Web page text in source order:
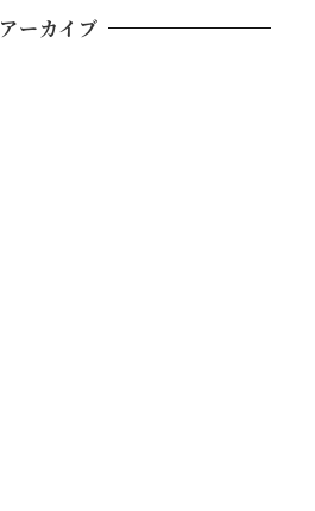
アーカイブ